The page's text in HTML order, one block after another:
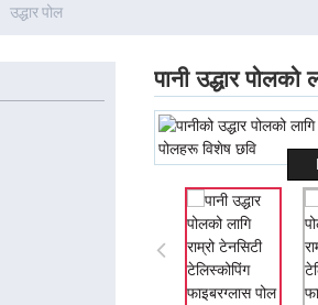
उद्धार पोल
पानी उद्धार पोलको